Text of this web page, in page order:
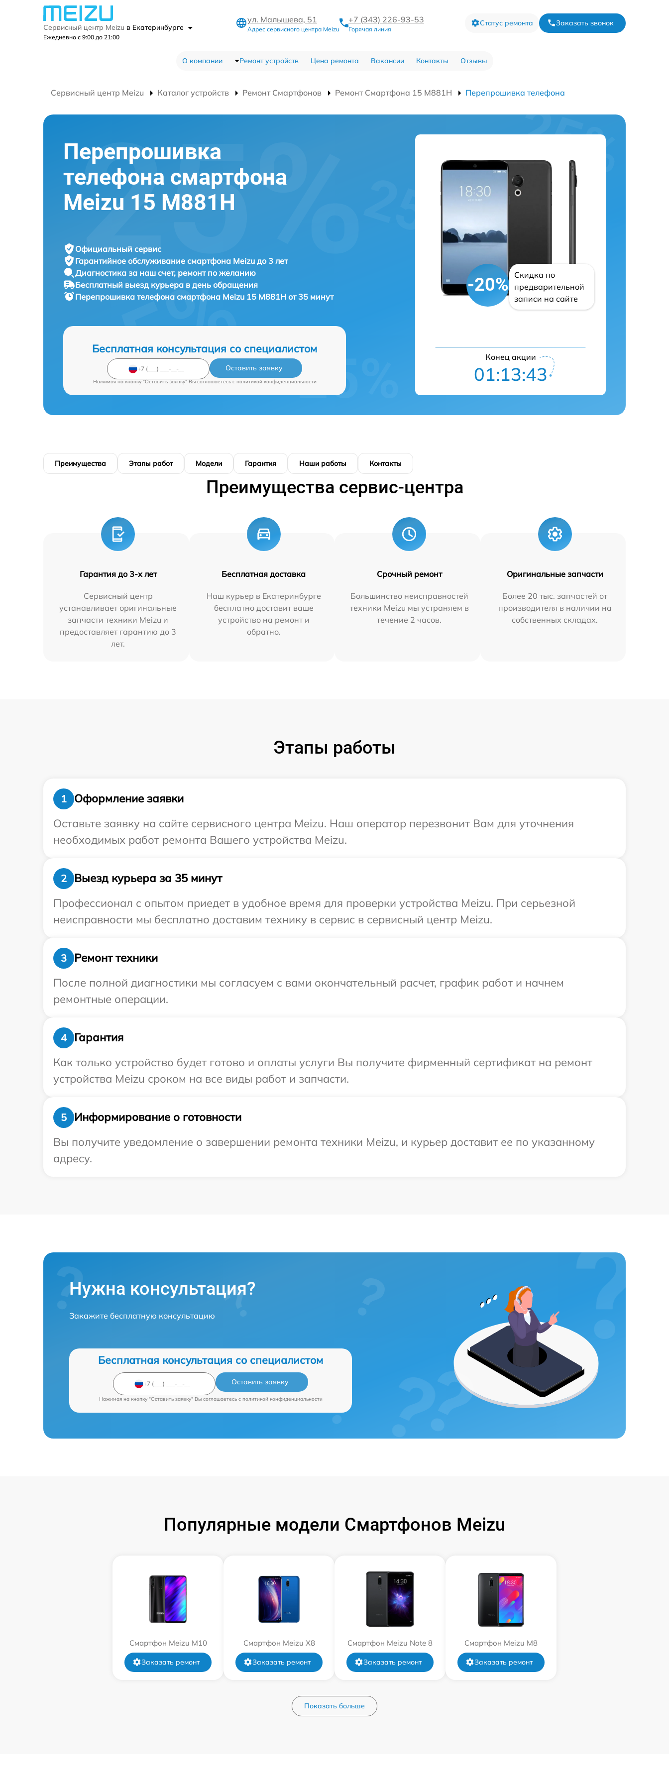
Сервисный центр Meizu в Екатеринбурге
Ежедневно с 9:00 до 21:00
ул. Малышева, 51
Адрес сервисного центра Meizu
+7 (343) 226-93-53
Горячая линия
Статус ремонта Заказать звонок
О компании Ремонт устройств Цена ремонта Вакансии Контакты Отзывы
Сервисный центр Meizu Каталог устройств Ремонт Смартфонов Ремонт Смартфона 15 M881H Перепрошивка телефона
Перепрошивка
телефона смартфона
Meizu 15 M881H
Официальный сервис
Гарантийное обслуживание смартфона Meizu до 3 лет
Диагностика за наш счет, ремонт по желанию
Бесплатный выезд курьера в день обращения
Перепрошивка телефона смартфона Meizu 15 M881H от 35 минут
Бесплатная консультация со специалистом
Оставить заявку
Нажимая на кнопку "Оставить заявку" Вы соглашаетесь c политикой конфиденциальности
-20%
Скидка по
предварительной
записи на сайте
Конец акции
01:13:42
Преимущества Этапы работ Модели Гарантия Наши работы Контакты
Преимущества сервис-центра
Гарантия до 3-х лет
Сервисный центр
устанавливает оригинальные
запчасти техники Meizu и
предоставляет гарантию до 3
лет.
Бесплатная доставка
Наш курьер в Екатеринбурге
бесплатно доставит ваше
устройство на ремонт и
обратно.
Срочный ремонт
Большинство неисправностей
техники Meizu мы устраняем в
течение 2 часов.
Оригинальные запчасти
Более 20 тыс. запчастей от
производителя в наличии на
собственных складах.
Этапы работы
1
Оформление заявки
Оставьте заявку на сайте сервисного центра Meizu. Наш оператор перезвонит Вам для уточнения
необходимых работ ремонта Вашего устройства Meizu.
2
Выезд курьера за 35 минут
Профессионал с опытом приедет в удобное время для проверки устройства Meizu. При серьезной
неисправности мы бесплатно доставим технику в сервис в сервисный центр Meizu.
3
Ремонт техники
После полной диагностики мы согласуем с вами окончательный расчет, график работ и начнем
ремонтные операции.
4
Гарантия
Как только устройство будет готово и оплаты услуги Вы получите фирменный сертификат на ремонт
устройства Meizu сроком на все виды работ и запчасти.
5
Информирование о готовности
Вы получите уведомление о завершении ремонта техники Meizu, и курьер доставит ее по указанному
адресу.
Нужна консультация?
Закажите бесплатную консультацию
Бесплатная консультация со специалистом
Оставить заявку
Нажимая на кнопку "Оставить заявку" Вы соглашаетесь c политикой конфиденциальности
Популярные модели Смартфонов Meizu
Смартфон Meizu M10
Заказать ремонт
Смартфон Meizu X8
Заказать ремонт
Смартфон Meizu Note 8
Заказать ремонт
Смартфон Meizu M8
Заказать ремонт
Показать больше